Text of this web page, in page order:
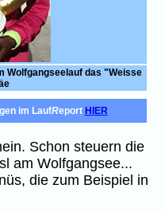
Wolfgangseelauf das "Weisse
im LaufReport HIER
Schon steuern die
am Wolfgangsee...
die zum Beispiel in